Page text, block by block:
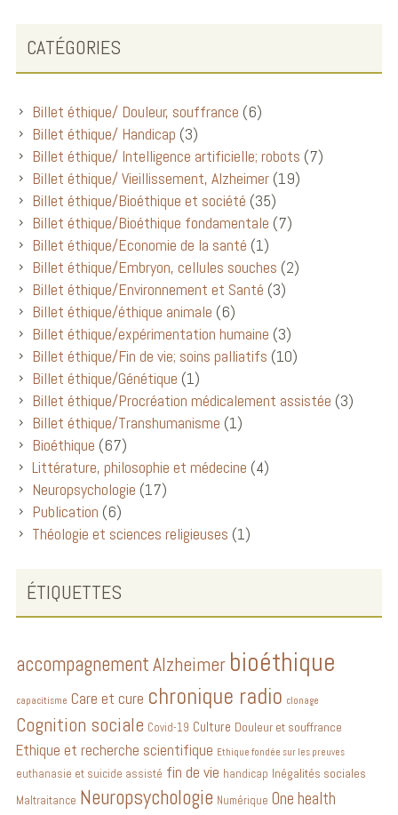
CATÉGORIES
Billet éthique/ Douleur, souffrance (6)
Billet éthique/ Handicap (3)
Billet éthique/ Intelligence artificielle; robots (7)
Billet éthique/ Vieillissement, Alzheimer(19)
Billet éthique/Bioéthique et société (35)
Billet éthique/Bioéthique fondamentale (7)
Billet éthique/Economie de la santé (1)
Billet éthique/Embryon, cellules souches (2)
Billet éthique/Environnement et Santé (3)
Billet éthique/éthique animale (6)
Billet éthique/expérimentation humaine (3)
Billet éthique/Fin de vie; soins palliatifs (10)
Billet éthique/Génétique (1)
Billet éthique/Procréation médicalement assistée (3)
Billet éthique/Transhumanisme (1)
Bioéthique (67)
Littérature, philosophie et médecine (4)
Neuropsychologie (17)
Publication (6)
Théologie et sciences religieuses (1)
ÉTIQUETTES
accompagnementAlzheimer bioéthique
capacitisme Care et cure chronique radio clonage
Cognition sociale Covid-19 Culture Douleur et souffrance
Ethique et recherche scientifique Ethique fondée sur les preuves
euthanasie et suicide assisté fin de vie handicap Inégalités sociales
Maltraitance Neuropsychologie Numérique One health